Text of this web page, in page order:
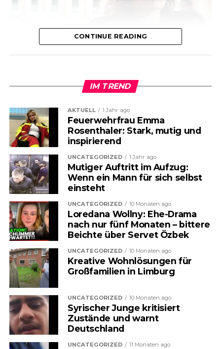
Die Gesundheitskosten steigen –
und das spüren viele Menschen
längst im Alltag. Ob beim
Arztbesuch, in der Apotheke oder
bei der Krankenkasse: Die
finanzielle Belastung wächst
stetig. Nun sorgt ein neuer
politischer Vorschlag für
Aufsehen, der tief in das System
eingreifen könnte. Im Zentrum
CONTINUE READING
IM TREND
AKTUELL 1 Jahr ago
Feuerwehrfrau Emma
Rosenthaler: Stark, mutig und
inspirierend
UNCATEGORIZED 1 Jahr ago
Mutiger Auftritt im Aufzug:
Wenn ein Mann für sich selbst
einsteht
UNCATEGORIZED 10 Monaten ago
Loredana Wollny: Ehe-Drama
nach nur fünf Monaten – bittere
Beichte über Servet Özbek
UNCATEGORIZED 10 Monaten ago
Kreative Wohnlösungen für
Großfamilien in Limburg
UNCATEGORIZED 10 Monaten ago
Syrischer Junge kritisiert
Zustände und warnt
Deutschland
UNCATEGORIZED 11 Monaten ago